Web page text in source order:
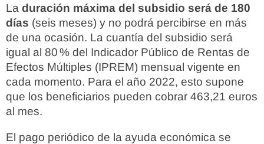
La duración máxima del subsidio será de 180
días (seis meses) y no podrá percibirse en más
de una ocasión. La cuantía del subsidio será
igual al 80 % del Indicador Público de Rentas de
Efectos Múltiples (IPREM) mensual vigente en
cada momento. Para el año 2022, esto supone
que los beneficiarios pueden cobrar 463,21 euros
al mes.
El pago periódico de la ayuda económica se